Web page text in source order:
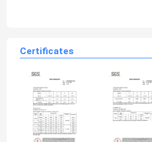
Certificates